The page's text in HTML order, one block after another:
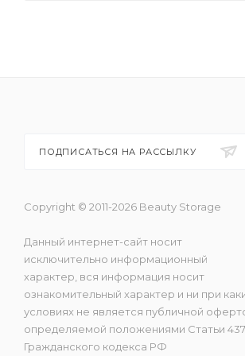
ПОДПИСАТЬСЯ НА РАССЫЛКУ
Copyright © 2011-2026 Beauty Storage
Данный интернет-сайт носит
исключительно информационный
характер, вся информация носит
ознакомительный характер и ни при
условиях не является публичной
определяемой положениями Статьи 437
Гражданского кодекса РФ